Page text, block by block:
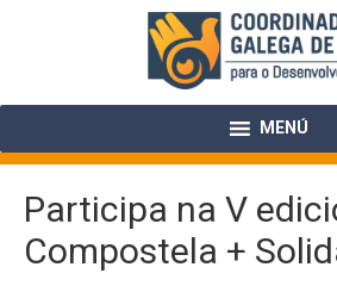
MENÚ
Participa na V
Compostela +